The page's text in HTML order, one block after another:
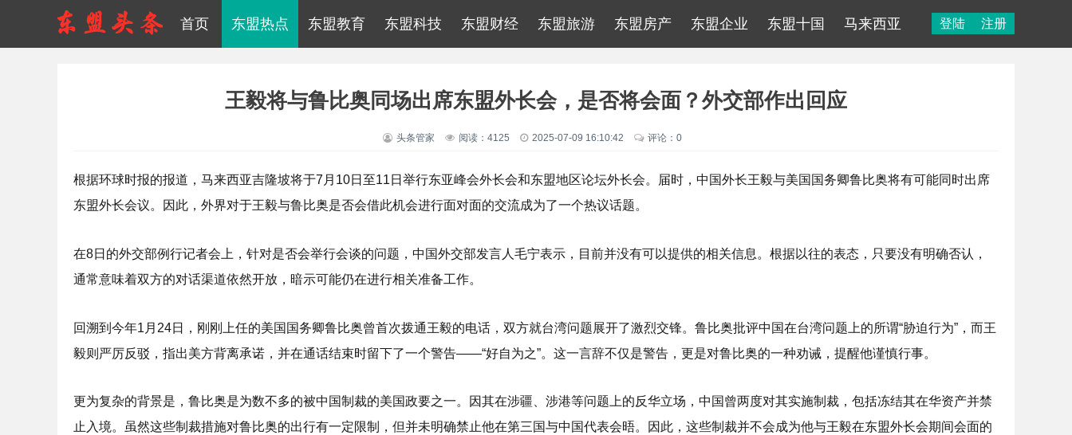
首页 东盟热点 东盟教育 东盟科技 东盟财经 东盟旅游 东盟房产 东盟企业 东盟十国 马来西亚 登陆 注册
王毅将与鲁比奥同场出席东盟外长会，是否将会面？外交部作出回应
头条管家 阅读：4125 2025-07-09 16:10:42 评论：0
根据环球时报的报道，马来西亚吉隆坡将于7月10日至11日举行东亚峰会外长会和东盟地区论坛外长会。届时，中国外长王毅与美国国务卿鲁比奥将有可能同时出席
东盟外长会议。因此，外界对于王毅与鲁比奥是否会借此机会进行面对面的交流成为了一个热议话题。
在8日的外交部例行记者会上，针对是否会举行会谈的问题，中国外交部发言人毛宁表示，目前并没有可以提供的相关信息。根据以往的表态，只要没有明确否认，
通常意味着双方的对话渠道依然开放，暗示可能仍在进行相关准备工作。
回溯到今年1月24日，刚刚上任的美国国务卿鲁比奥曾首次拨通王毅的电话，双方就台湾问题展开了激烈交锋。鲁比奥批评中国在台湾问题上的所谓“胁迫行为”，而王
毅则严厉反驳，指出美方背离承诺，并在通话结束时留下了一个警告——“好自为之”。这一言辞不仅是警告，更是对鲁比奥的一种劝诫，提醒他谨慎行事。
更为复杂的背景是，鲁比奥是为数不多的被中国制裁的美国政要之一。因其在涉疆、涉港等问题上的反华立场，中国曾两度对其实施制裁，包括冻结其在华资产并禁
止入境。虽然这些制裁措施对鲁比奥的出行有一定限制，但并未明确禁止他在第三国与中国代表会晤。因此，这些制裁并不会成为他与王毅在东盟外长会期间会面的